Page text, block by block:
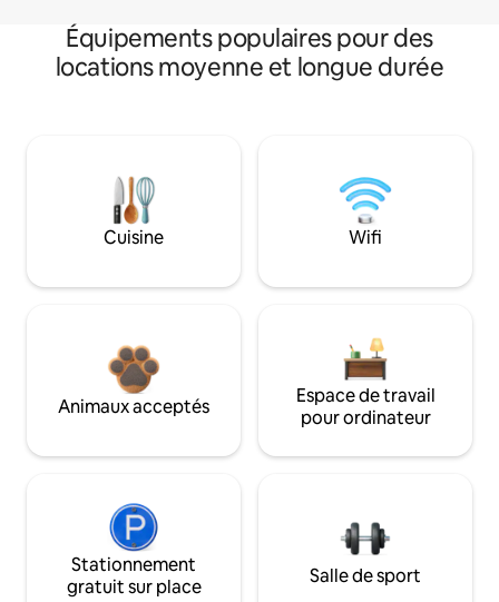
Équipements populaires pour des
locations moyenne et longue durée
Cuisine Wifi
Animaux acceptés
Espace de travail
pour ordinateur
Stationnement
gratuit sur place
Salle de sport